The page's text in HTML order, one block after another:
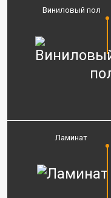
Виниловый пол
Ламинат